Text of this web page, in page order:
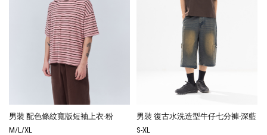
男裝 配色條紋寬版短袖上衣-粉
M/L/XL
男裝 復古水洗造型牛仔七分褲-深藍
S-XL